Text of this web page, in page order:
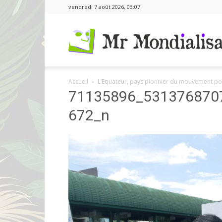
vendredi 7 août 2026, 03:07
Accueil L’Equateur, pays pionnier du mouvement
672_n